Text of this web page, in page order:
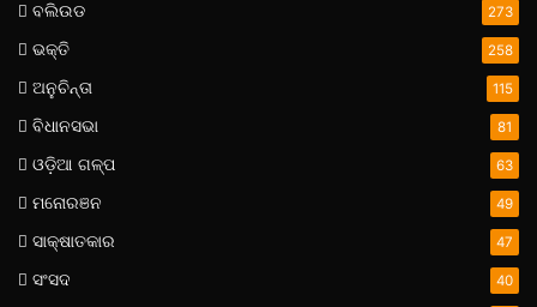
ବଲିଉଡ 273
ଭକ୍ତି 258
ଅନୁଚିନ୍ତା 115
ବିଧାନସଭା 81
ଓଡ଼ିଆ ଗଳ୍ପ 63
ମନୋରଞନ 49
ସାକ୍ଷାତକାର 47
ସଂସଦ 40